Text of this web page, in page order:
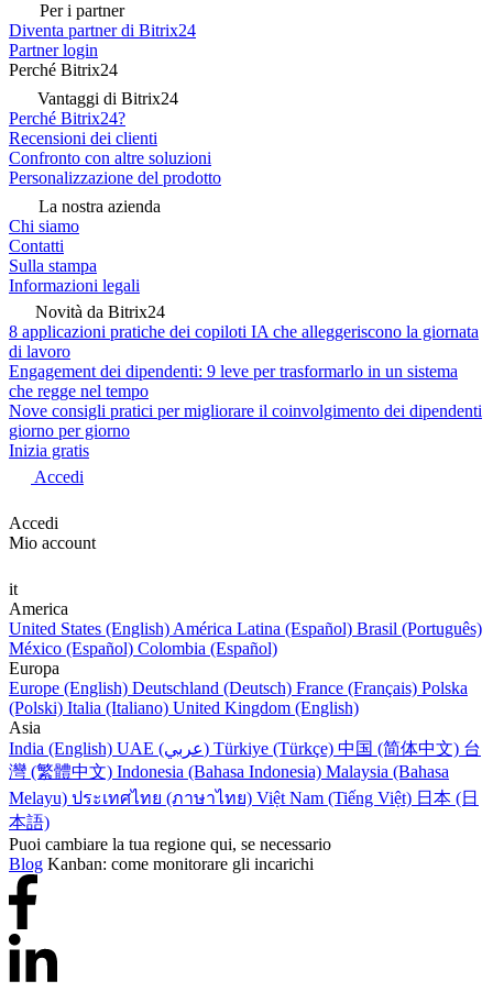
Per i partner
Diventa partner di Bitrix24
Partner login
Perché Bitrix24
Vantaggi di Bitrix24
Perché Bitrix24?
Recensioni dei clienti
Confronto con altre soluzioni
Personalizzazione del prodotto
La nostra azienda
Chi siamo
Contatti
Sulla stampa
Informazioni legali
Novità da Bitrix24
8 applicazioni pratiche dei copiloti IA che alleggeriscono la giornata
di lavoro
Engagement dei dipendenti: 9 leve per trasformarlo in un sistema
che regge nel tempo
Nove consigli pratici per migliorare il coinvolgimento dei dipendenti
giorno per giorno
Inizia gratis
Accedi
Accedi
Mio account
it
America
United States (English) América Latina (Español) Brasil (Português)
México (Español) Colombia (Español)
Europa
Europe (English) Deutschland (Deutsch) France (Français) Polska
(Polski) Italia (Italiano) United Kingdom (English)
Asia
India (English)
UAE (عربي) Türkiye (Türkçe) 中国 (简体中文) 台
灣 (繁體中文) Indonesia (Bahasa Indonesia) Malaysia (Bahasa
Melayu) ประเทศไทย (ภาษาไทย) Việt Nam (Tiếng Việt) 日本 (日
本語)
Puoi cambiare la tua regione qui, se necessario
Blog Kanban: come monitorare gli incarichi